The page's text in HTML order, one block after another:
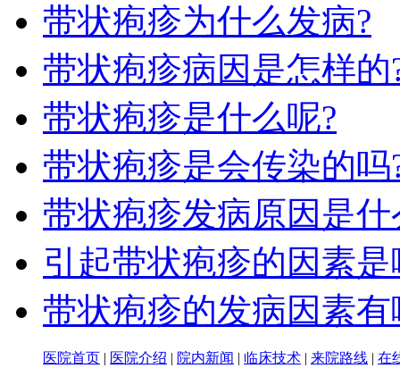
带状疱疹为什么发病?
带状疱疹病因是怎样的
带状疱疹是什么呢?
带状疱疹是会传染的吗
带状疱疹发病原因是什
引起带状疱疹的因素是
带状疱疹的发病因素有
医院首页 | 医院介绍 | 院内新闻 | 临床技术 | 来院路线 | 在